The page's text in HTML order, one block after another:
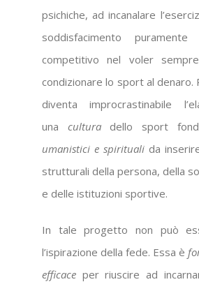
psichiche, ad incanalare
soddisfacimento
competitivo nel voler
condizionare lo sport al
diventa improcrastinabile
una cultura dello sport
umanistici e spirituali da
strutturali della persona, della
e delle istituzioni sportive.
In tale progetto non può
l’ispirazione della fede. Essa è
efficace per riuscire ad